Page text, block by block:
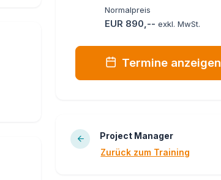
Normalpreis
EUR 890,--exkl. MwSt.
Termine anzeigen
Project Manager
Zurück zum Training